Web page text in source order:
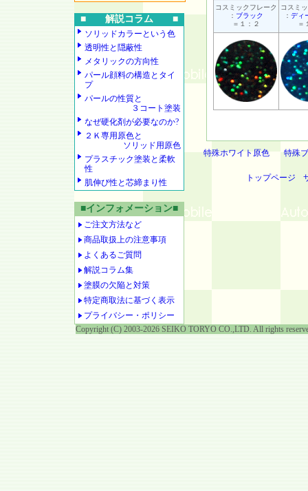
■ 解説コラム ■
ソリッドカラーという色
透明性と隠蔽性
メタリックの方向性
パール顔料の構造とタイ
プ
パールの性質と
３コート塗装
なぜ硬化剤が必要なのか?
２Ｋ専用原色と
ソリッド用原色
プラスチック塗装と柔軟
性
肌伸び性と芯締まり性
■インフォメーション■
ご注文方法など
商品取扱上の注意事項
よくあるご質問
解説コラム集
塗膜の欠陥と対策
特定商取法に基づく表示
プライバシー・ポリシー
コスミックフレーク
： ブラック
＝１：２
コスミ
： ディ
＝
特殊ホワイト原色 特殊
トップページ
Copyright (C) 2003-2026 SEIKO TORYO CO.,LTD. All rights